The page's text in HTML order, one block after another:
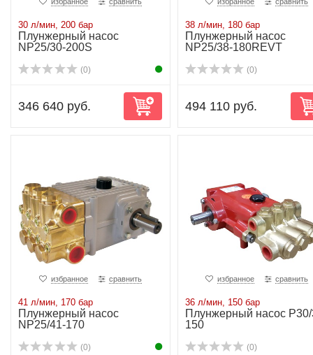
30 л/мин, 200 бар
Плунжерный насос
NP25/30-200S
(0)
346 640 руб.
38 л/мин, 180 бар
Плунжерный насос
NP25/38-180REVT
(0)
494 110 руб.
избранное сравнить
41 л/мин, 170 бар
Плунжерный насос
NP25/41-170
(0)
избранное сравнить
36 л/мин, 150 бар
Плунжерный насос
150
(0)